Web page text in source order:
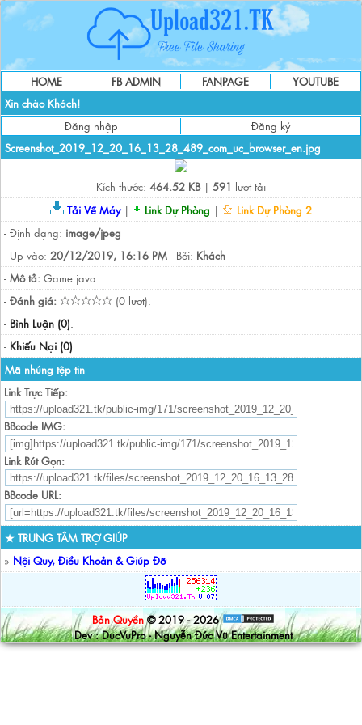
HOME FB ADMIN FANPAGE
YOUTUBE
Xin chào Khách!
Đăng nhập
Đăng ký
Screenshot_2019_12_20_16_13_28_489_com_uc_browser_en.jpg
Kích thước: 464.52 KB| 591 lượt tải
Tải Về Máy| Link Dự Phòng |
Link Dự Phòng 2
- Định dạng: image/jpeg
- Up vào: 20/12/2019, 16:16 PM - Bởi: Khách
- Mô tả: Game java
- Đánh giá:
(0 lượt).
- Bình Luận (0).
- Khiếu Nại (0).
Mã nhúng tệp tin
Link Trực Tiếp:
BBcode IMG:
Link Rút Gọn:
BBcode URL:
★ TRUNG TÂM TRỢ GIÚP
» Nội Quy, Điều Khoản & Giúp Đỡ
Bản Quyền © 2019 - 2026
Dev : DucVuPro - Nguyễn Đức Vũ Entertainment